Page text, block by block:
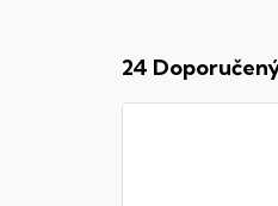
24